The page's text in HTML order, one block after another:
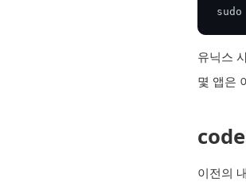
유닉스
몇 앱은
이전의